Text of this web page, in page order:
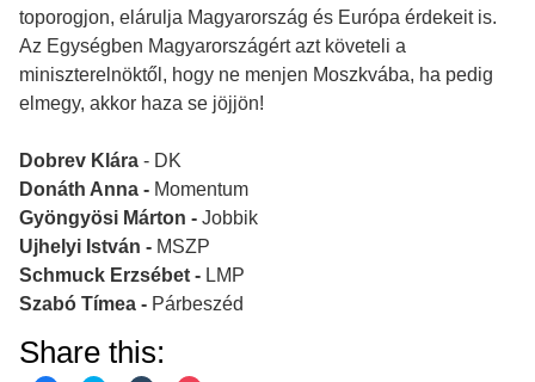
toporogjon, elárulja Magyarország és Európa érdekeit is.
Az Egységben Magyarországért azt követeli a
miniszterelnöktől, hogy ne menjen Moszkvába, ha pedig
elmegy, akkor haza se jöjjön!
Dobrev Klára - DK
Donáth Anna - Momentum
Gyöngyösi Márton - Jobbik
Ujhelyi István - MSZP
Schmuck Erzsébet - LMP
Szabó Tímea - Párbeszéd
Share this: